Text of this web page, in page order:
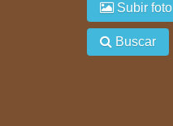
Subir foto
Buscar